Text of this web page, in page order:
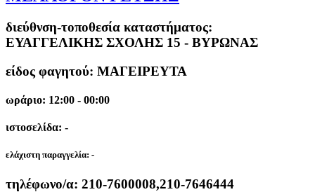
διεύθνση-τοποθεσία καταστήματος:
ΕΥΑΓΓΕΛΙΚΗΣ ΣΧΟΛΗΣ 15 - ΒΥΡΩΝΑΣ
είδος φαγητού: ΜΑΓΕΙΡΕΥΤΑ
ωράριο: 12:00 - 00:00
ιστοσελίδα: -
ελάχιστη παραγγελία: -
τηλέφωνο/α: 210-7600008,210-7646444